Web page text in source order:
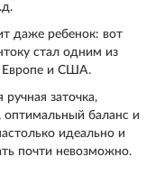
даже ребенок: вот
стал одним из
Европе и США.
заточка,
оптимальный баланс и
идеально и
почти невозможно.